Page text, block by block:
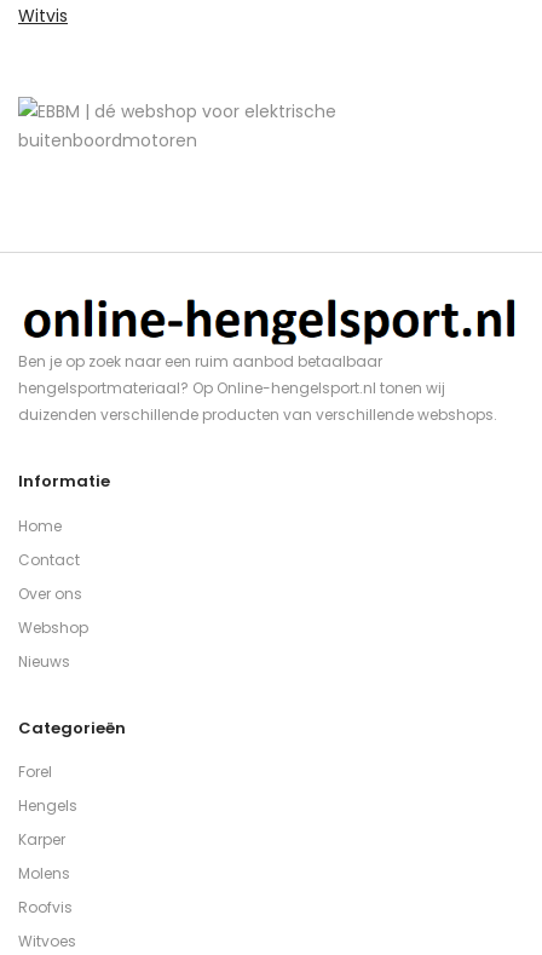
Witvis
Ben je op zoek naar een ruim aanbod betaalbaar
hengelsportmateriaal? Op Online-hengelsport.nl tonen wij
duizenden verschillende producten van verschillende webshops.
Informatie
Home
Contact
Over ons
Webshop
Nieuws
Categorieën
Forel
Hengels
Karper
Molens
Roofvis
Witvoes